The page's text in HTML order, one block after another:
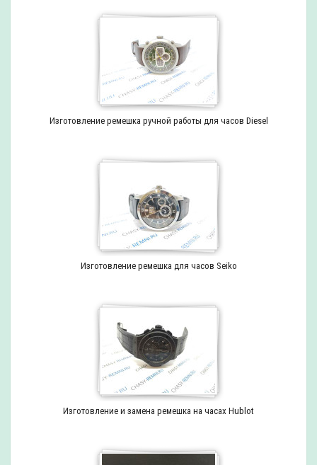
Изготовление ремешка ручной работы для часов Diesel
Изготовление ремешка для часов Seiko
Изготовление и замена ремешка на часах Hublot